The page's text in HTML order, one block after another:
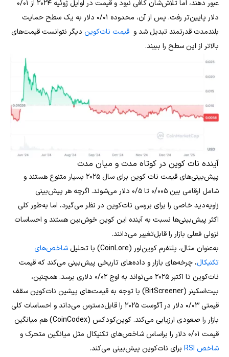
عبور دهند، اما تلاش‌شان کافی نبود و قیمت در اوایل ژوئیه ۲۰۲۴ از ۰/۰۱
دلار پایین‌تر رفت. پس از آن، محدوده ۰/۰۱ دلار به یک سطح حمایت
بلندمدت قدرتمند تبدیل شد و قیمت نات‌کوین دیگر نتوانست قیمت‌های
بالاتر از این سطح را ببیند.
آینده نات کوین در کوتاه مدت و میان مدت
پیش‌بینی‌های قیمت نات کوین برای سال ۲۰۲۵ بسیار متنوع هستند و
شامل ارقامی بین ۰/۰۰۵ تا ۰/۵ دلار می‌شوند. اگرچه هر پیش‌بینی
زاویه‌دید خاصی را برای بررسی نات‌کوین در نظر می‌گیرد، اما به‌طور کلی
اکثر پیش‌بینی‌ها نسبت به آینده این کوین خوش‌بین هستند و احساسات
نزولی فعلی بازار را قابل‌تغییر می‌دانند.
به‌عنوان مثال، پلتفرم کوین‌لور (CoinLore) با تحلیل
شاخص‌های
تکنیکال، چرخه‌های بازار و داده‌های تاریخی پیش‌بینی می‌کند که قیمت
نات‌کوین تا اکتبر ۲۰۲۵ می‌تواند به اوج ۰/۰۲ دلاری برسد. همچنین،
بیت‌اسکینر (BitScreener) با توجه به قیمت‌های پیشین نات‌کوین سقف
قیمتی ۰/۰۳ دلار در آگوست ۲۰۲۵ را قابل‌دسترس می‌داند و احساسات کلی
بازار را صعودی ارزیابی می‌کند. کوین‌کودکس (CoinCodex) هم میانگین
قیمت ۰/۰۱ دلار را براساس شاخص‌های تکنیکال مثل میانگین متحرک و
شاخص RSI
برای نات‌کوین پیش‌بینی می‌کند.